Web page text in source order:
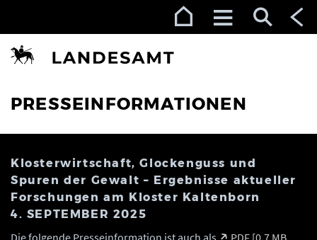
PRESSEINFORMATIONEN
Klosterwirtschaft, Glockenguss und
Spuren der Gewalt – Ergebnisse aktueller
Forschungen am Kloster Kaltenborn
4. SEPTEMBER 2025